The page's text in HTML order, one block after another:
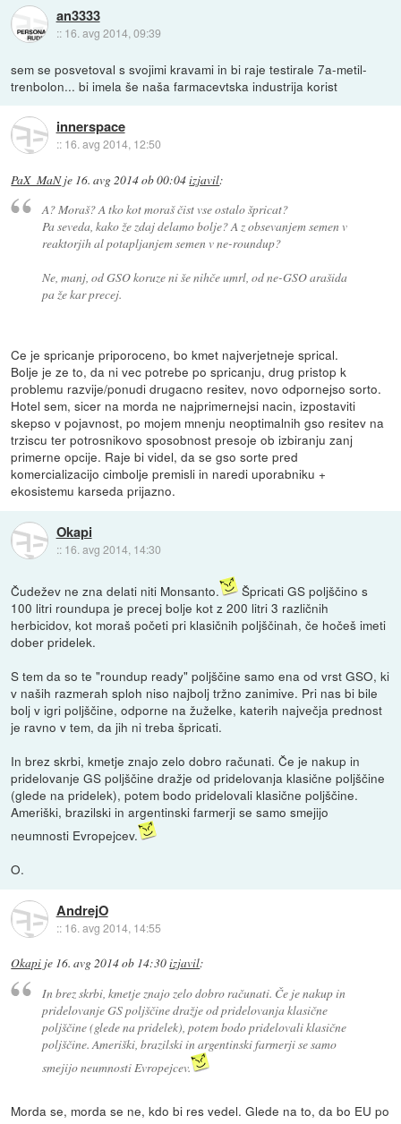
an3333
:: 16. avg 2014, 09:39
sem se posvetoval s svojimi kravami in bi raje testirale 7a-metil-
trenbolon... bi imela še naša farmacevtska industrija korist
innerspace
:: 16. avg 2014, 12:50
PaX_MaNje 16. avg 2014 ob 00:04izjavil:
A? Moraš? A tko kot moraš čist vse ostalo špricat?
Pa seveda, kako že zdaj delamo bolje? A z obsevanjem semen v
reaktorjih al potapljanjem semen v ne-roundup?
Ne, manj, od GSO koruze ni še nihče umrl, od ne-GSO arašida
pa že kar precej.
Ce je spricanje priporoceno, bo kmet najverjetneje sprical.
Bolje je ze to, da ni vec potrebe po spricanju, drug pristop k
problemu razvije/ponudi drugacno resitev, novo odpornejso sorto.
Hotel sem, sicer na morda ne najprimernejsi nacin, izpostaviti
skepso v pojavnost, po mojem mnenju neoptimalnih gso resitev na
trziscu ter potrosnikovo sposobnost presoje ob izbiranju zanj
primerne opcije. Raje bi videl, da se gso sorte pred
komercializacijo cimbolje premisli in naredi uporabniku +
ekosistemu karseda prijazno.
Okapi
:: 16. avg 2014, 14:30
Čudežev ne zna delati niti Monsanto.
Špricati GS poljščino s
100 litri roundupa je precej bolje kot z 200 litri 3 različnih
herbicidov, kot moraš početi pri klasičnih poljščinah, če hočeš imeti
dober pridelek.
S tem da so te "roundup ready" poljščine samo ena od vrst GSO, ki
v naših razmerah sploh niso najbolj tržno zanimive. Pri nas bi bile
bolj v igri poljščine, odporne na žuželke, katerih največja prednost
je ravno v tem, da jih ni treba špricati.
In brez skrbi, kmetje znajo zelo dobro računati. Če je nakup in
pridelovanje GS poljščine dražje od pridelovanja klasične poljščine
(glede na pridelek), potem bodo pridelovali klasične poljščine.
Ameriški, brazilski in argentinski farmerji se samo smejijo
neumnosti Evropejcev.
O.
AndrejO
:: 16. avg 2014, 14:55
Okapi je 16. avg 2014 ob 14:30izjavil:
In brez skrbi, kmetje znajo zelo dobro računati. Če je nakup in
pridelovanje GS poljščine dražje od pridelovanja klasične
poljščine (glede na pridelek), potem bodo pridelovali klasične
poljščine. Ameriški, brazilski in argentinski farmerji se samo
smejijo neumnosti Evropejcev.
Morda se, morda se ne, kdo bi res vedel. Glede na to, da bo EU po